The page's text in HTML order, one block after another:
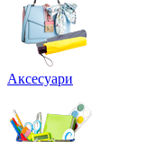
Аксесуари